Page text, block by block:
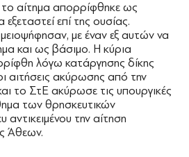
αίτημα απορρίφθηκε ως
επί της ουσίας.
με έναν εξ αυτών να
και ως βάσιμο. Η κύρια
λόγω κατάργησης δίκης
αιτήσεις ακύρωσης από την
το ΣτΕ ακύρωσε τις υπουργικές
των θρησκευτικών
την αίτηση
Άθεων.